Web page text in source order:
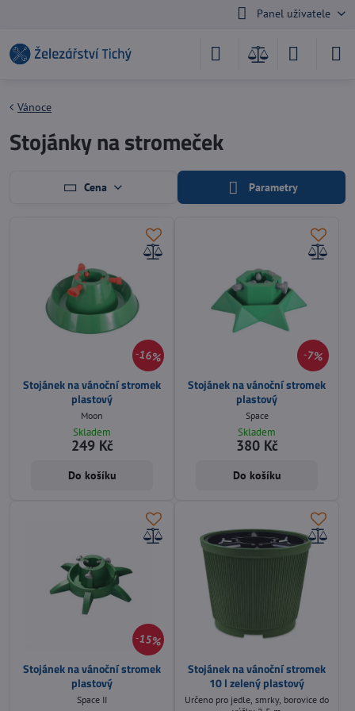
Panel uživatele
Vánoce
Stojánky na stromeček
Cena Parametry
16%
Stojánek na vánoční stromek
plastový
Moon
Skladem
249 Kč
Do košíku
7%
Stojánek na vánoční stromek
plastový
Space
Skladem
380 Kč
Do košíku
15%
Stojánek na vánoční stromek
plastový
Space II
Stojánek na vánoční stromek
10 l zelený plastový
Určeno pro jedle, smrky, borovice do